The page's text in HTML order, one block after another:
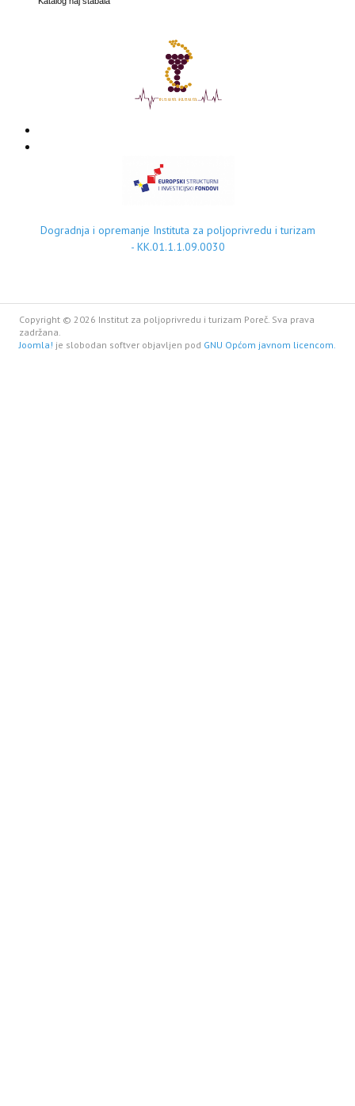
Dogradnja i opremanje Instituta za poljoprivredu i turizam
- KK.01.1.1.09.0030
Copyright © 2026 Institut za poljoprivredu i turizam Poreč. Sva prava
zadržana.
Joomla! je slobodan softver objavljen pod GNU Općom javnom licencom.